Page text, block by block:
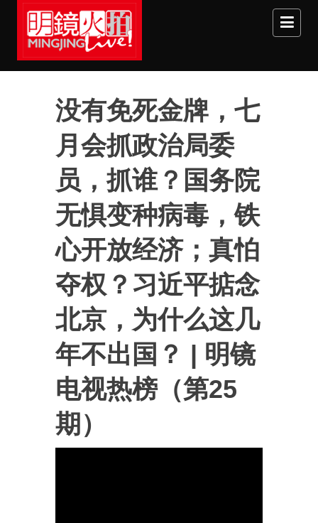
Skip to main content
没有免死金牌，七
月会抓政治局委
员，抓谁？国务院
无惧变种病毒，铁
心开放经济；真怕
夺权？习近平掂念
北京，为什么这几
年不出国？ | 明镜
电视热榜（第25
期）